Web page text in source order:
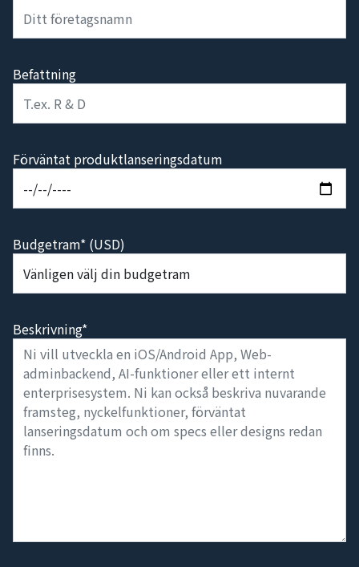
Befattning
Förväntat produktlanseringsdatum
Budgetram* (USD)
Beskrivning*